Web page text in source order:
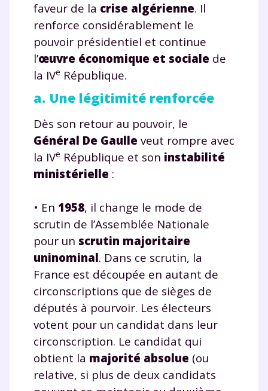
faveur de la crise algérienne. Il
renforce considérablement le
pouvoir présidentiel et continue
l’œuvre économique et sociale de
la IVe République.
a. Une légitimité renforcée
Dès son retour au pouvoir, le
Général De Gaulle veut rompre avec
la IVe République et son instabilité
ministérielle :
• En 1958, il change le mode de
scrutin de l’Assemblée Nationale
pour un scrutin majoritaire
uninominal. Dans ce scrutin, la
France est découpée en autant de
circonscriptions que de sièges de
députés à pourvoir. Les électeurs
votent pour un candidat dans leur
circonscription. Le candidat qui
obtient la majorité absolue (ou
relative, si plus de deux candidats